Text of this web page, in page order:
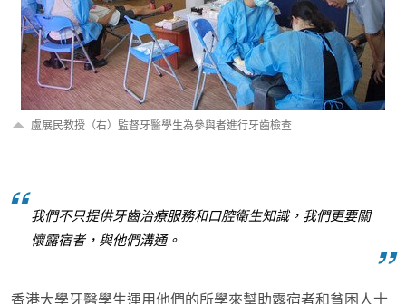
盧展民教授（右）監督牙醫學生為參與者進行牙齒檢查
我們不只提供牙齒治療服務和口腔衛生知識，我們更要關
懷露宿者，與他們溝通。
香港大學牙醫學生運用他們的所學來幫助露宿者和貧困人士